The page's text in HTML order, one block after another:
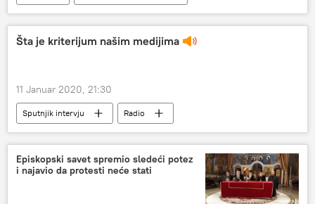
Šta je kriterijum našim medijima
11 Januar 2020, 21:30
Sputnjik intervju
Radio
Vladan Vukosavljević
intervju
Episkopski savet spremio sledeći potez
i najavio da protesti neće stati